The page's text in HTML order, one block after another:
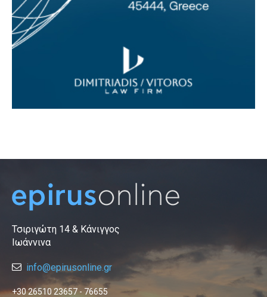
Τσιριγώτη 14 & Κάνιγγος
Ιωάννινα
info@epirusonline.gr
+30 26510 23657 - 76655